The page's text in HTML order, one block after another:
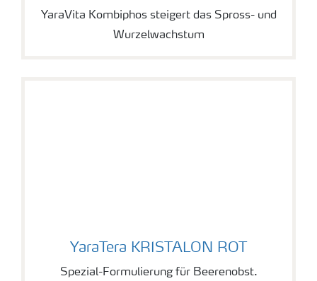
YaraVita Kombiphos steigert das Spross- und
Wurzelwachstum
YaraTera KRISTALON ROT
YaraTera KRISTALON ROT
Spezial-Formulierung für Beerenobst.